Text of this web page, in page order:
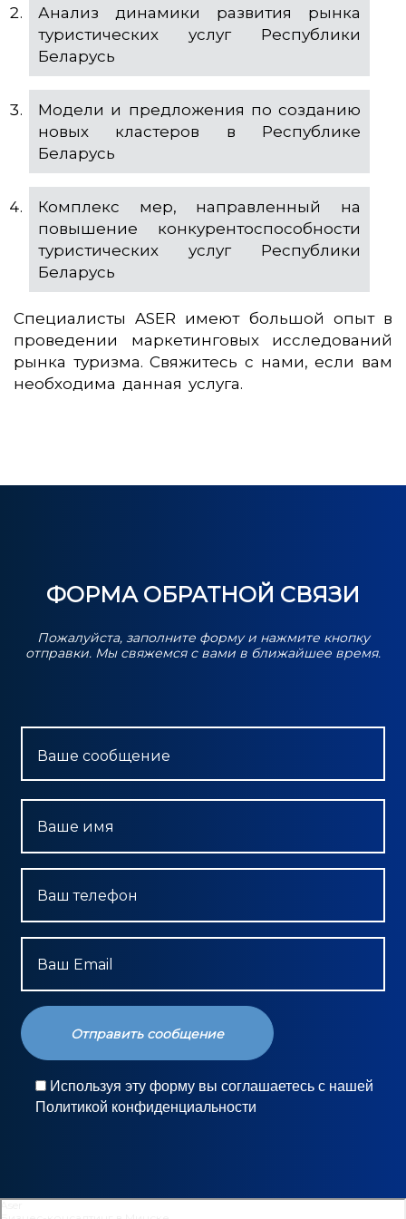
Анализ динамики развития рынка
туристических услуг Республики
Беларусь
Модели и предложения по созданию
новых кластеров в Республике
Беларусь
Комплекс мер, направленный на
повышение конкурентоспособности
туристических услуг Республики
Беларусь
Специалисты ASER имеют большой опыт в
проведении маркетинговых исследований
рынка туризма. Свяжитесь с нами, если вам
необходима данная услуга.
ФОРМА ОБРАТНОЙ СВЯЗИ
Пожалуйста, заполните форму и нажмите кнопку
отправки. Мы свяжемся с вами в ближайшее время.
Ваше сообщение
Ваше имя
Ваш телефон
Ваш Email
Используя эту форму вы соглашаетесь с нашей
Политикой конфиденциальности